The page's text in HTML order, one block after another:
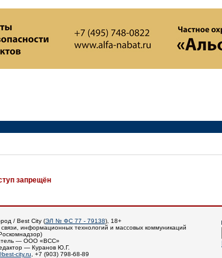
запрещён
/ Best City (ЭЛ № ФС 77 - 79138), 18+
информационных технологий и массовых коммуникаций
— ООО «ВСС»
— Куранов Ю.Г.
city.ru , +7 (903) 798-68-89